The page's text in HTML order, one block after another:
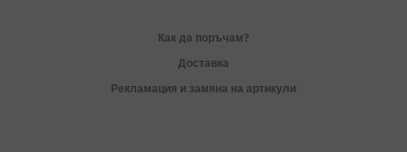
Как да поръчам?
Доставка
Рекламация и замяна на артикули